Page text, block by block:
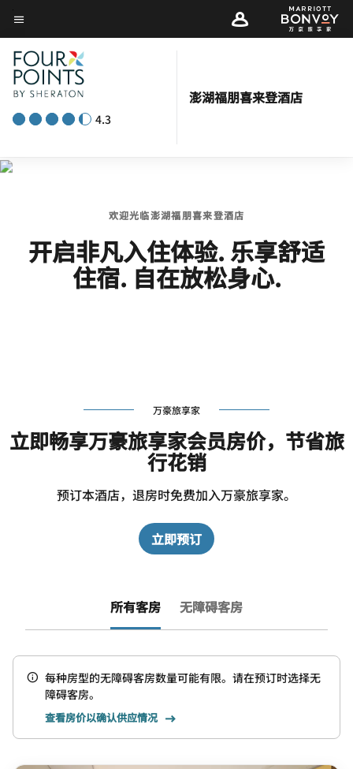
Skip
to
main
content
菜单文本
4.3
澎湖福朋喜来登酒店
欢迎光临澎湖福朋喜来登酒店
开启非凡入住体验. 乐享舒适
住宿. 自在放松身心.
万豪旅享家
立即畅享万豪旅享家会员房价，节省旅
行花销
预订本酒店，退房时免费加入万豪旅享家。
立即预订
所有客房 无障碍客房
每种房型的无障碍客房数量可能有限。请在预订时选择无
障碍客房。
查看房价以确认供应情况